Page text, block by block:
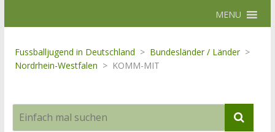
MENU
Fussballjugend in Deutschland > Bundesländer / Länder >
Nordrhein-Westfalen > KOMM-MIT